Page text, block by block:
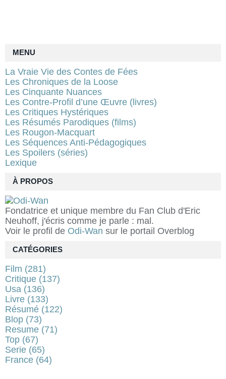
À PROPOS
Fondatrice et unique membre du Fan Club d'Eric
Neuhoff, j'écris comme je parle : mal.
Voir le profil de Odi-Wan sur le portail Overblog
MENU
La Vraie Vie des Contes de Fées
Les Chroniques de la Loose
Les Cinquante Nuances
Les Contre-Profil d’une Œuvre (livres)
Les Critiques Hystériques
Les Résumés Parodiques (films)
Les Rougon-Macquart
Les Séquences Anti-Pédagogiques
Les Spoilers (séries)
Lexique
CATÉGORIES
Film (281)
Critique (137)
Usa (136)
Livre (133)
Résumé (122)
Blop (73)
Resume (71)
Top (67)
Serie (65)
France (64)